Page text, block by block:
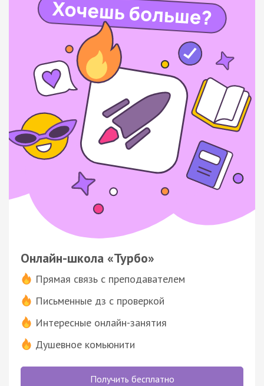
Онлайн-школа «Турбо»
Прямая связь с преподавателем
Письменные дз с проверкой
Интересные онлайн-занятия
Душевное комьюнити
Получить бесплатно